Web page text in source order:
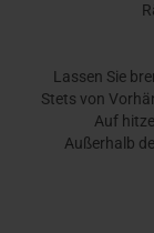
Lassen Sie
Stets von
Auf
Außerhalb